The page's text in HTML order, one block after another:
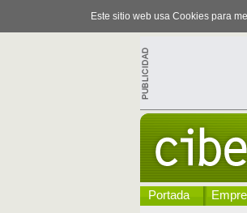
Este sitio web usa Cookies para
Portada